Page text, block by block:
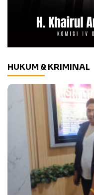
HUKUM & KRIMINAL